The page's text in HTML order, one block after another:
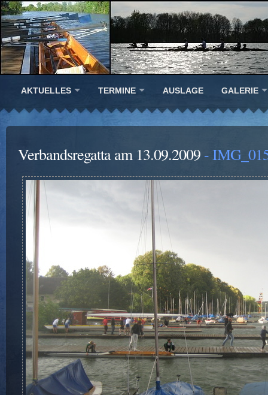
AKTUELLES TERMINE AUSLAGE GALERIE
Verbandsregatta am 13.09.2009 -